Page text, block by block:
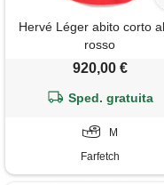
Hervé Léger abito corto
rosso
920,00 €
Sped. gratuita
M
Farfetch